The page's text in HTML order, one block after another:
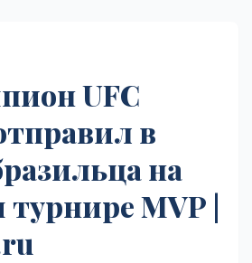
UFC
в
на
MVP |